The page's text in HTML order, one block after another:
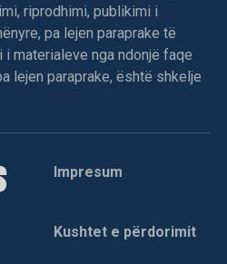
riprodhimi, publikimi i
pa lejen paraprake të
i materialeve nga ndonjë faqe
lejen paraprake, është shkelje
Impresum
Kushtet e përdorimit